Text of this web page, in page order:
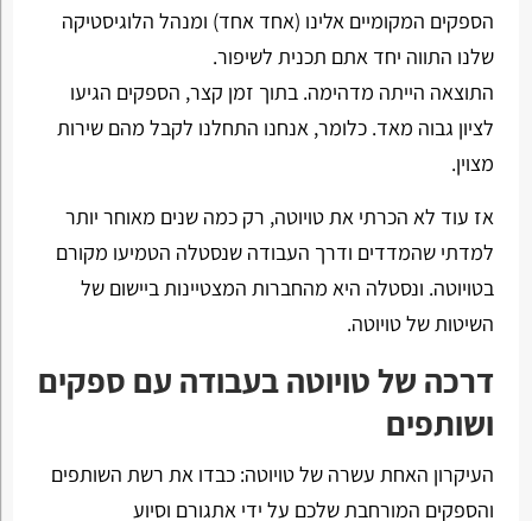
הספקים המקומיים אלינו (אחד אחד) ומנהל הלוגיסטיקה
שלנו התווה יחד אתם תכנית לשיפור.
התוצאה הייתה מדהימה. בתוך זמן קצר, הספקים הגיעו
לציון גבוה מאד. כלומר, אנחנו התחלנו לקבל מהם שירות
מצוין.
אז עוד לא הכרתי את טויוטה, רק כמה שנים מאוחר יותר
למדתי שהמדדים ודרך העבודה שנסטלה הטמיעו מקורם
בטויוטה. ונסטלה היא מהחברות המצטיינות ביישום של
השיטות של טויוטה.
דרכה של טויוטה בעבודה עם ספקים
ושותפים
העיקרון האחת עשרה של טויוטה: כבדו את רשת השותפים
והספקים המורחבת שלכם על ידי אתגורם וסיוע